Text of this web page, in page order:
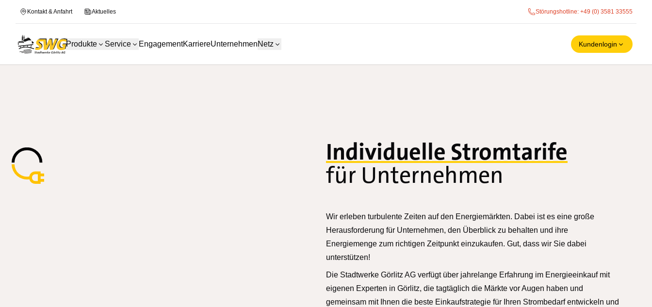
Kontakt & Anfahrt Aktuelles Störungshotline: +49 (0) 3581 33555
Produkte Service EngagementKarriereUnternehmenNetz Kundenlogin
Individuelle Stromtarife
für Unternehmen
Wir erleben turbulente Zeiten auf den Energiemärkten. Dabei ist es eine große
Herausforderung für Unternehmen, den Überblick zu behalten und ihre
Energiemenge zum richtigen Zeitpunkt einzukaufen. Gut, dass wir Sie dabei
unterstützen!
Die Stadtwerke Görlitz AG verfügt über jahrelange Erfahrung im Energieeinkauf mit
eigenen Experten in Görlitz, die tagtäglich die Märkte vor Augen haben und
gemeinsam mit Ihnen die beste Einkaufstrategie für Ihren Strombedarf entwickeln und